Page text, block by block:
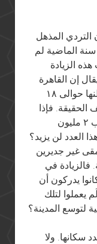
التردي المذهل
الماضية لم
الزيادة
إن القاهرة
بنيت لكي تستوعب ٢ مليون والآن يقطنها حوالى ١٨
فإذا
صحت مقولة إن القاهرة بنيت لاستيعاب ٢ مليون
العدد لن يزيد؟
غير جديرين
في
يدركون أن
يعملوا لتلك
لتوسع المدينة؟
سكانها. ولا